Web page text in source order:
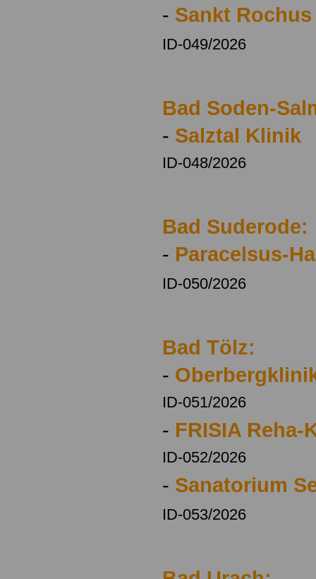
- Sankt
ID-049/2026
Bad Soden-
- Salztal Klinik
ID-048/2026
Bad Suderode:
- Paracelsus-
ID-050/2026
Bad Tölz:
-
ID-051/2026
- FRISIA Reha-
ID-052/2026
- Sanatorium
ID-053/2026